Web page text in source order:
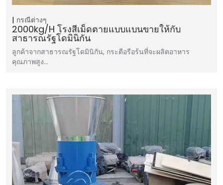
กรณีต่างๆ
2000kg/h โรงสีเม็ดตายแบบแบนขายให้กับ
สาธารณรัฐโดมินิกัน
ลูกค้าจากสาธารณรัฐโดมินิกัน, กระตือรือร้นที่จะผลิตอาหาร
คุณภาพสูง…